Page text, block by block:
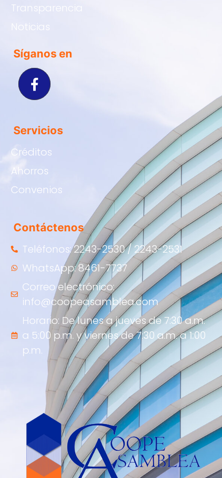
Transparencia
Noticias
Síganos en
Servicios
Créditos
Ahorros
Convenios
Contáctenos
Teléfonos: 2243-2530 / 2243-2531
WhatsApp: 8461-7737
Correo electrónico:
info@coopeasamblea.com
Horario: De lunes a jueves de 7:30 a.m.
a 5:00 p.m. y viernes de 7:30 a.m. a 1:00
p.m.